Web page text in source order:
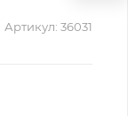
Артикул: 36031